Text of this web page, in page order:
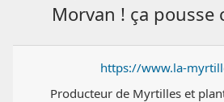
Morvan ! ça pousse
https://www.la-
Producteur de Myrtilles et